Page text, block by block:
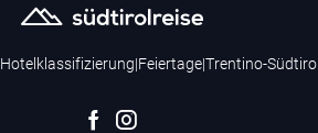
Hotelklassifizierung|Feiertage|Trentino-Südtirol